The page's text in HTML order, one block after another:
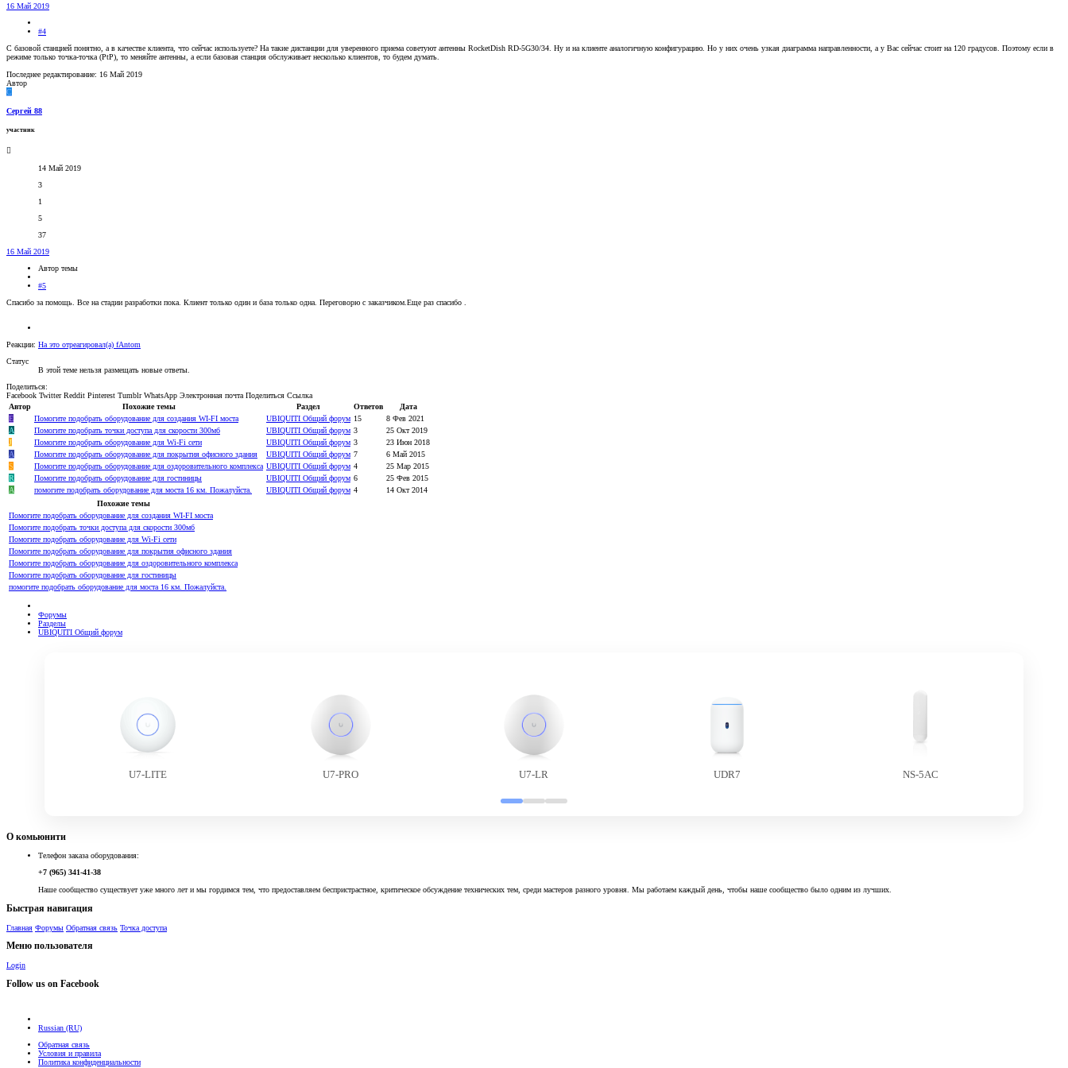
16 Май 2019
#4
С базовой станцией понятно, а в качестве клиента, что сейчас используете? На такие дистанции для уверенного приема советуют антенны RocketDish RD-5G30/34. Ну и на клиенте аналогичную конфигурацию. Но у них очень узкая диаграмма направленности, а у Вас сейчас стоит на 120 градусов. Поэтому если в
режиме только точка-точка (PtP), то меняйте антенны, а если базовая станция обслуживает несколько клиентов, то будем думать.
Последнее редактирование: 16 Май 2019
Автор
С
Сергей 88
участник
14 Май 2019
3
1
5
37
16 Май 2019
Автор темы
#5
Спасибо за помощь. Все на стадии разработки пока. Клиент только один и база только одна. Переговорю с заказчиком.Еще раз спасибо .
Реакции: На это отреагировал(а) fAntom
Статус
В этой теме нельзя размещать новые ответы.
Поделиться:
Facebook Twitter Reddit Pinterest Tumblr WhatsApp Электронная почта Поделиться Ссылка
Автор
Похожие темы Раздел Ответов
Дата
Е
Помогите подобрать оборудование для создания WI-FI моста UBIQUITI Общий форум 15
8 Фев 2021
А
Помогите подобрать точки доступа для скорости 300мб UBIQUITI Общий форум 3
25 Окт 2019
J
Помогите подобрать оборудование для Wi-Fi сети UBIQUITI Общий форум 3
23 Июн 2018
A
Помогите подобрать оборудование для покрытия офисного здания UBIQUITI Общий форум 7
6 Май 2015
S
Помогите подобрать оборудование для оздоровительного комплекса UBIQUITI Общий форум 4
25 Мар 2015
R
Помогите подобрать оборудование для гостиницы UBIQUITI Общий форум 6
25 Фев 2015
A
помогите подобрать оборудование для моста 16 км. Пожалуйста. UBIQUITI Общий форум 4
14 Окт 2014
Похожие темы
Помогите подобрать оборудование для создания WI-FI моста
Помогите подобрать точки доступа для скорости 300мб
Помогите подобрать оборудование для Wi-Fi сети
Помогите подобрать оборудование для покрытия офисного здания
Помогите подобрать оборудование для оздоровительного комплекса
Помогите подобрать оборудование для гостиницы
помогите подобрать оборудование для моста 16 км. Пожалуйста.
Форумы
Разделы
UBIQUITI Общий форум
U7-LITE U7-PRO U7-LR UDR7 NS-5AC
О комьюнити
Телефон заказа оборудования:
+7 (965) 341-41-38
Наше сообщество существует уже много лет и мы гордимся тем, что предоставляем беспристрастное, критическое обсуждение технических тем, среди мастеров разного уровня. Мы работаем каждый день, чтобы наше сообщество было одним из лучших.
Быстрая навигация
Главная Форумы Обратная связь Точка доступа
Меню пользователя
Login
Follow us on Facebook
Russian (RU)
Обратная связь
Условия и правила
Политика конфиденциальности